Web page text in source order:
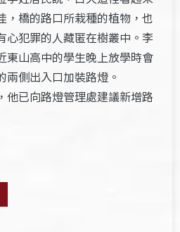
，橋的路口所栽種的植物，也
心犯罪的人藏匿在樹叢中。李
東山高中的學生晚上放學時會
兩側出入口加裝路燈。
他已向路燈管理處建議新增路